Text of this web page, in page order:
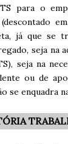
para o
já que se
seja na
seja na
ou de
se enquadra